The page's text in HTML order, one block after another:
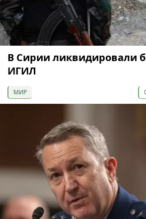
В Сирии ликвидировали
ИГИЛ
МИР